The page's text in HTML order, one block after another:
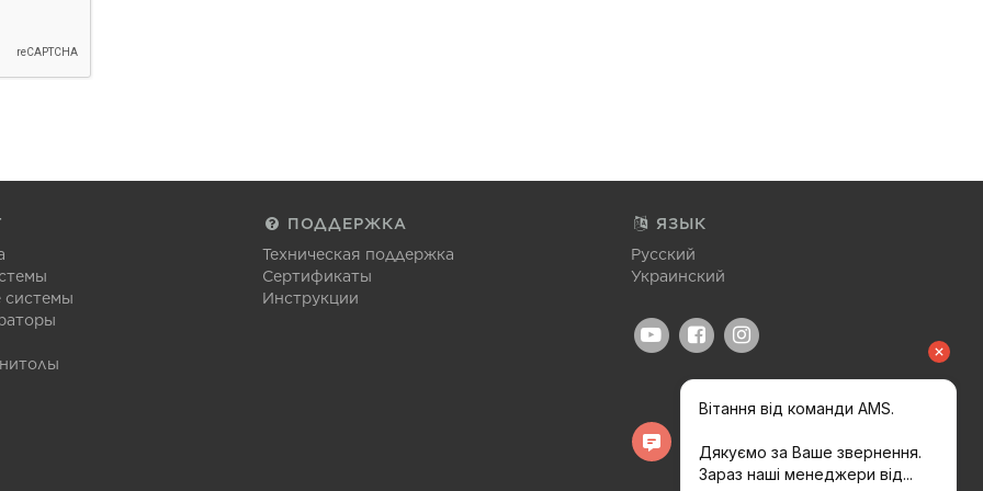
системы
ПОДДЕРЖКА
Техническая поддержка
Сертификаты
Инструкции
ЯЗЫК
Русский
Украинский